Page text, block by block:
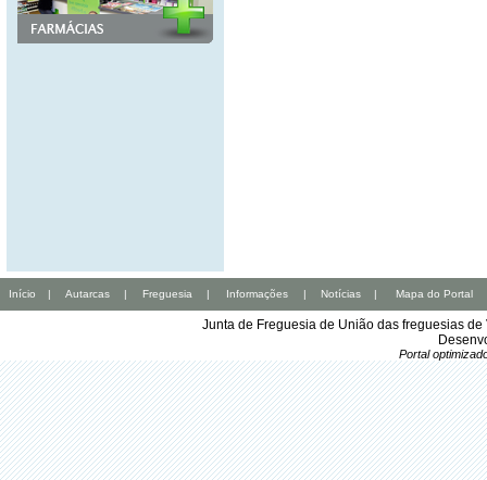
Início | Autarcas | Freguesia | Informações | Notícias | Mapa do Portal
Junta de Freguesia de União das freguesias
Portal